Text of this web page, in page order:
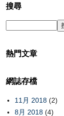
搜尋
熱門文章
網誌存檔
11月 2018 (2)
8月 2018 (4)